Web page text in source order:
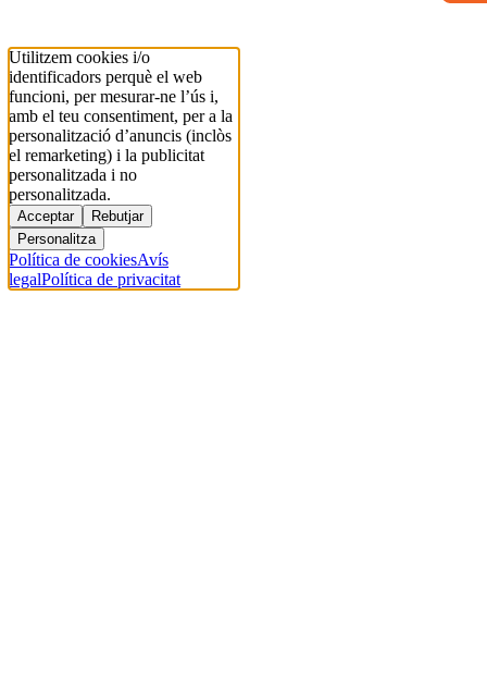
Utilitzem cookies i/o
identificadors perquè el web
funcioni, per mesurar-ne l’ús i,
amb el teu consentiment, per a la
personalització d’anuncis (inclòs
el remarketing) i la publicitat
personalitzada i no
personalitzada.
Acceptar
Rebutjar
Personalitza
Política de cookiesAvís
legalPolítica de privacitat